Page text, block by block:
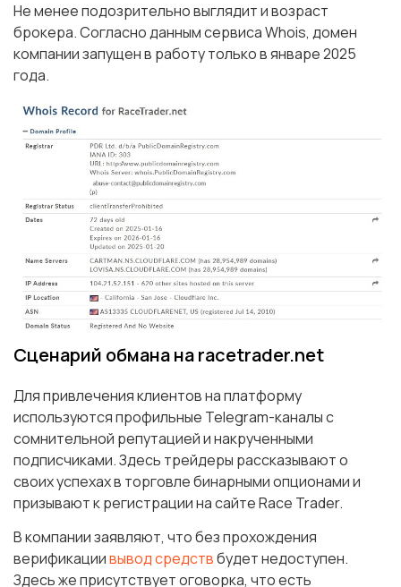
Не менее подозрительно выглядит и возраст
брокера. Согласно данным сервиса Whois, домен
компании запущен в работу только в январе 2025
года.
Сценарий обмана на racetrader.net
Для привлечения клиентов на платформу
используются профильные Telegram-каналы с
сомнительной репутацией и накрученными
подписчиками. Здесь трейдеры рассказывают о
своих успехах в торговле бинарными опционами и
призывают к регистрации на сайте Race Trader.
В компании заявляют, что без прохождения
верификациивывод средствбудет недоступен.
Здесь же присутствует оговорка, что есть